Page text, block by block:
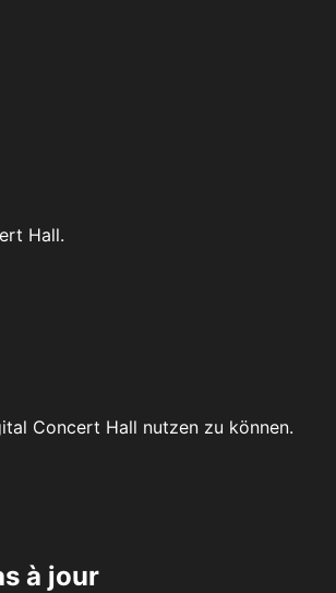
Hall.
Concert Hall nutzen zu können.
à jour